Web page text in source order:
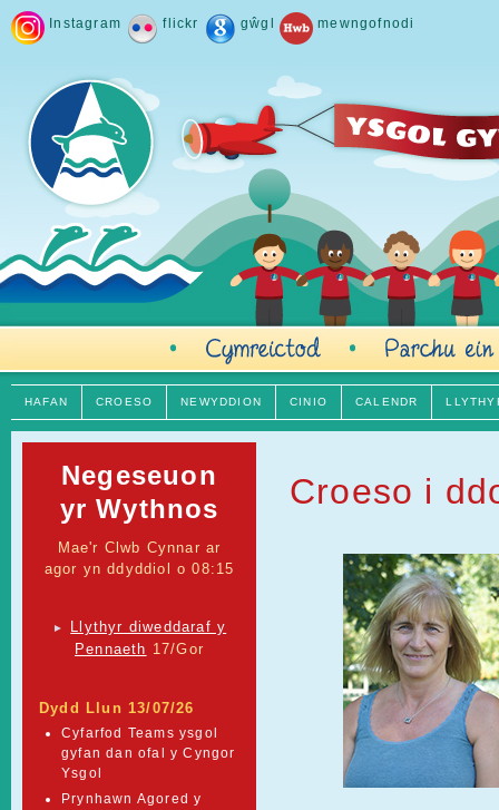
Instagram flickr gŵgl mewngofnodi
HAFAN CROESO NEWYDDION CINIO CALENDR
Negeseuon
yr Wythnos
Mae'r Clwb Cynnar ar
agor yn ddyddiol o 08:15
►
Llythyr diweddaraf y
Pennaeth 17/Gor
Dydd Llun 13/07/26
Cyfarfod Teams ysgol
gyfan dan ofal y Cyngor
Ysgol
Prynhawn Agored y
Croeso i